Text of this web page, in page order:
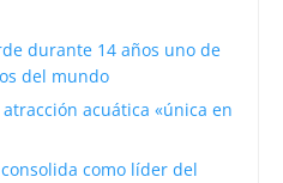
durante 14 años uno de
del mundo
acuática «única en
como líder del